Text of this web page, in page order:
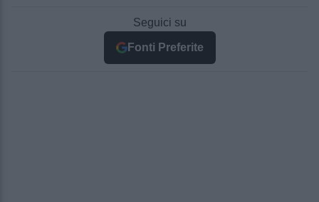
Seguici su
Fonti Preferite